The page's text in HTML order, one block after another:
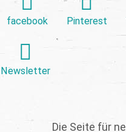
facebook Pinterest
Newsletter
Die Seite für